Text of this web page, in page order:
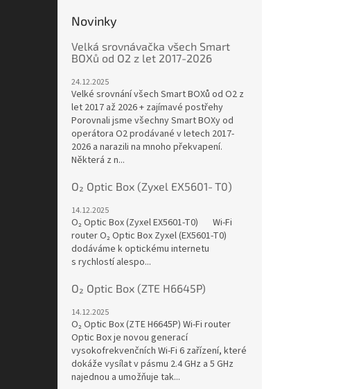
Novinky
Velká srovnávačka všech Smart
BOXů od O2 z let 2017-2026
24.12.2025
Velké srovnání všech Smart BOXů od O2 z
let 2017 až 2026 + zajímavé postřehy
Porovnali jsme všechny Smart BOXy od
operátora O2 prodávané v letech 2017-
2026 a narazili na mnoho překvapení.
Některá z n...
O₂ Optic Box (Zyxel EX5601‑T0)
14.12.2025
O₂ Optic Box (Zyxel EX5601‑T0) Wi-Fi
router O₂ Optic Box Zyxel (EX5601-T0)
dodáváme k optickému internetu
s rychlostí alespo...
O₂ Optic Box (ZTE H6645P)
14.12.2025
O₂ Optic Box (ZTE H6645P) Wi-Fi router
Optic Box je novou generací
vysokofrekvenčních Wi-Fi 6 zařízení, které
dokáže vysílat v pásmu 2.4 GHz a 5 GHz
najednou a umožňuje tak...